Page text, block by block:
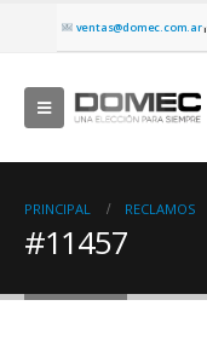
ventas@domec.com.ar|
PRINCIPAL RECLAMOS
#11457